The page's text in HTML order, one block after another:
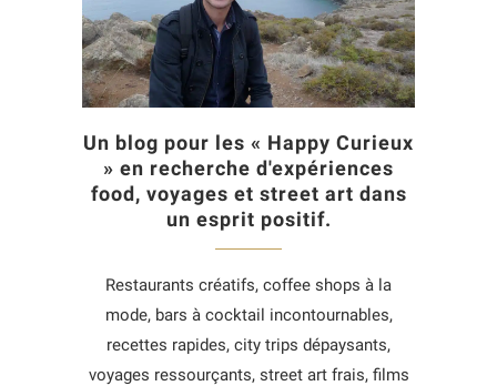
Un blog pour les « Happy Curieux
» en recherche d'expériences
food, voyages et street art dans
un esprit positif.
Restaurants créatifs, coffee shops à la
mode, bars à cocktail incontournables,
recettes rapides, city trips dépaysants,
voyages ressourçants, street art frais, films